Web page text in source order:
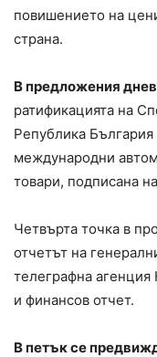
повишението на
страна.
В предложения
ратификацията на
Република
международни
товари, подписана
Четвърта точка в
отчетът на
телеграфна
и финансов отчет.
В петък се